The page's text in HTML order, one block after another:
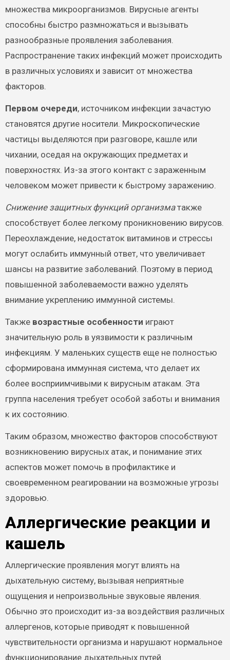
множества микроорганизмов. Вирусные агенты
способны быстро размножаться и вызывать
разнообразные проявления заболевания.
Распространение таких инфекций может происходить
в различных условиях и зависит от множества
факторов.
Первом очереди, источником инфекции зачастую
становятся другие носители. Микроскопические
частицы выделяются при разговоре, кашле или
чихании, оседая на окружающих предметах и
поверхностях. Из-за этого контакт с зараженным
человеком может привести к быстрому заражению.
Снижение защитных функций организматакже
способствует более легкому проникновению вирусов.
Переохлаждение, недостаток витаминов и стрессы
могут ослабить иммунный ответ, что увеличивает
шансы на развитие заболеваний. Поэтому в период
повышенной заболеваемости важно уделять
внимание укреплению иммунной системы.
Также возрастные особенности играют
значительную роль в уязвимости к различным
инфекциям. У маленьких существ еще не полностью
сформирована иммунная система, что делает их
более восприимчивыми к вирусным атакам. Эта
группа населения требует особой заботы и внимания
к их состоянию.
Таким образом, множество факторов способствуют
возникновению вирусных атак, и понимание этих
аспектов может помочь в профилактике и
своевременном реагировании на возможные угрозы
здоровью.
Аллергические реакции и
кашель
Аллергические проявления могут влиять на
дыхательную систему, вызывая неприятные
ощущения и непроизвольные звуковые явления.
Обычно это происходит из-за воздействия различных
аллергенов, которые приводят к повышенной
чувствительности организма и нарушают нормальное
функционирование дыхательных путей.